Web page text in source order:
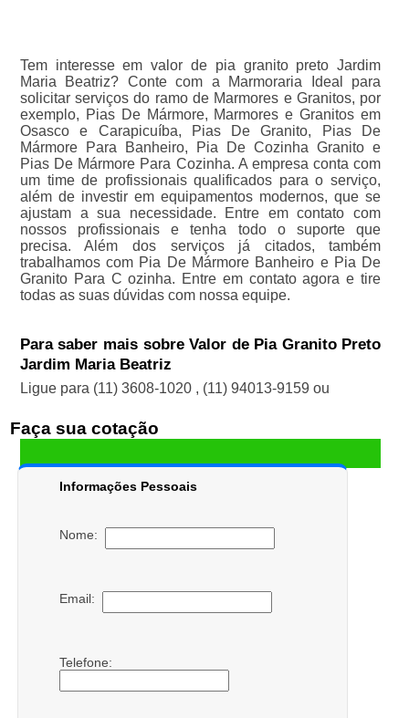
Tem interesse em valor de pia granito preto Jardim
Maria Beatriz? Conte com a Marmoraria Ideal para
solicitar serviços do ramo de Marmores e Granitos, por
exemplo, Pias De Mármore, Marmores e Granitos em
Osasco e Carapicuíba, Pias De Granito, Pias De
Mármore Para Banheiro, Pia De Cozinha Granito e
Pias De Mármore Para Cozinha. A empresa conta com
um time de profissionais qualificados para o serviço,
além de investir em equipamentos modernos, que se
ajustam a sua necessidade. Entre em contato com
nossos profissionais e tenha todo o suporte que
precisa. Além dos serviços já citados, também
trabalhamos com Pia De Mármore Banheiro e Pia De
Granito Para C ozinha. Entre em contato agora e tire
todas as suas dúvidas com nossa equipe.
Para saber mais sobre Valor de Pia Granito Preto
Jardim Maria Beatriz
Ligue para (11) 3608-1020 , (11) 94013-9159 ou
Faça sua cotação
Informações Pessoais
Nome:
Email:
Telefone: